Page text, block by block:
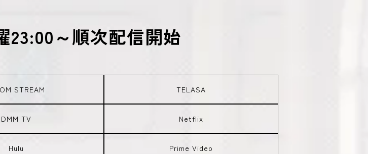
23:00～順次配信開始
STREAM TELASA
DMM TV Netflix
Hulu Prime Video